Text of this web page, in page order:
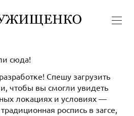
сюда!
Спешу загрузить
чтобы вы смогли увидеть
локациях и условиях —
роспись в загсе,